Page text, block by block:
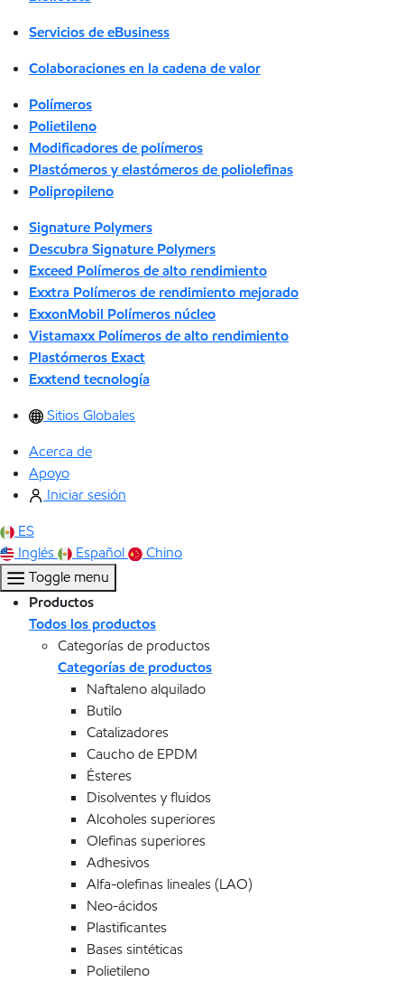
Servicios de eBusiness
Colaboraciones en la cadena de valor
Polímeros
Polietileno
Modificadores de polímeros
Plastómeros y elastómeros de poliolefinas
Polipropileno
Signature Polymers
Descubra Signature Polymers
Exceed Polímeros de alto rendimiento
Exxtra Polímeros de rendimiento mejorado
ExxonMobil Polímeros núcleo
Vistamaxx Polímeros de alto rendimiento
Plastómeros Exact
Exxtend tecnología
Sitios Globales
Acerca de
Apoyo
Iniciar sesión
ES
Inglés
Español
Chino
Toggle menu
Productos
Todos los productos
Categorías de productos
Categorías de productos
Naftaleno alquilado
Butilo
Catalizadores
Caucho de EPDM
Ésteres
Disolventes y fluidos
Alcoholes superiores
Olefinas superiores
Adhesivos
Alfa-olefinas lineales (LAO)
Neo-ácidos
Plastificantes
Bases sintéticas
Polietileno